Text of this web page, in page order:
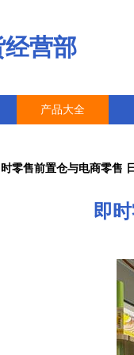
营部
产品大全
零售前置仓与电商零售
即